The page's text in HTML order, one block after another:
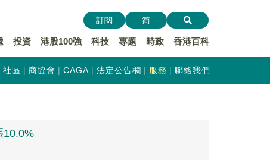
投資 港股100強 科技 專題 時政 香港百科
訂閱 简
社區 商協會 CAGA 法定公告欄 服務 聯絡我們
10.0%